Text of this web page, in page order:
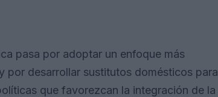
pasa por adoptar un enfoque más
por desarrollar sustitutos domésticos para
que favorezcan la integración de la